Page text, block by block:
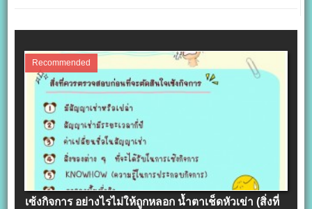
Recommended
เซ้งกิจการ อย่างไรไม่ให้ถูกหลอก น้ำตาเช็ดหัวเข่า (สิ่งที่